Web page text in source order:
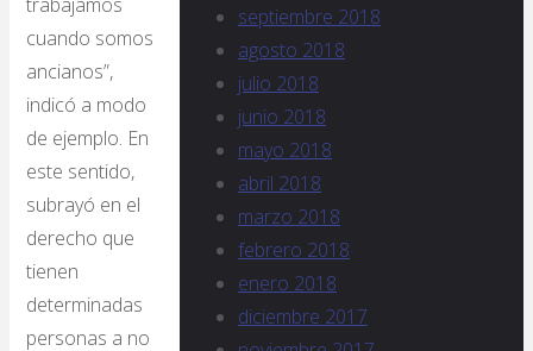
trabajamos
cuando somos
ancianos”,
indicó a modo
de ejemplo. En
este sentido,
subrayó en el
derecho que
tienen
determinadas
personas a no
septiembre 2018
agosto 2018
julio 2018
junio 2018
mayo 2018
abril 2018
marzo 2018
febrero 2018
enero 2018
diciembre 2017